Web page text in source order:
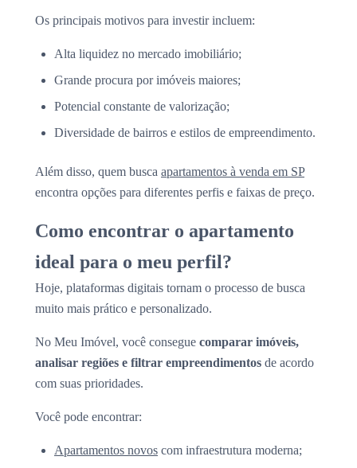
Os principais motivos para investir incluem:
Alta liquidez no mercado imobiliário;
Grande procura por imóveis maiores;
Potencial constante de valorização;
Diversidade de bairros e estilos de empreendimento.
Além disso, quem busca apartamentos à venda em SP
encontra opções para diferentes perfis e faixas de preço.
Como encontrar o apartamento
ideal para o meu perfil?
Hoje, plataformas digitais tornam o processo de busca
muito mais prático e personalizado.
No Meu Imóvel, você consegue comparar imóveis,
analisar regiões e filtrar empreendimentos de acordo
com suas prioridades.
Você pode encontrar:
Apartamentos novos com infraestrutura moderna;